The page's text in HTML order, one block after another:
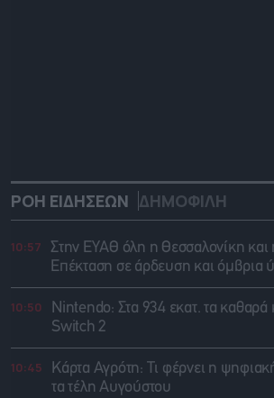
ΡΟΗ ΕΙΔΗΣΕΩΝ ΔΗΜΟΦΙΛΗ
10:57
Στην ΕΥΑΘ όλη η Θεσσαλονίκη και
Επέκταση σε άρδευση και όμβρια
10:50
Nintendo: Στα 934 εκατ. τα καθαρά
Switch 2
10:45
Κάρτα Αγρότη: Τι φέρνει η
τα τέλη Αυγούστου